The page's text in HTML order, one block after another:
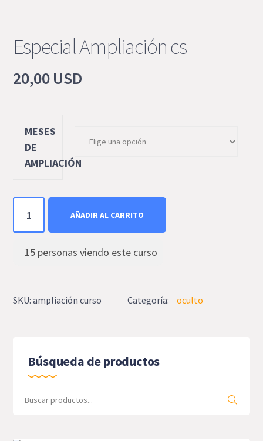
Especial Ampliación cs
20,00USD
MESES
DE
AMPLIACIÓN
Ampliación
cs
cantidad
AÑADIR AL CARRITO
15 personas viendo este curso
SKU:ampliación curso Categoría: oculto
Búsqueda de productos